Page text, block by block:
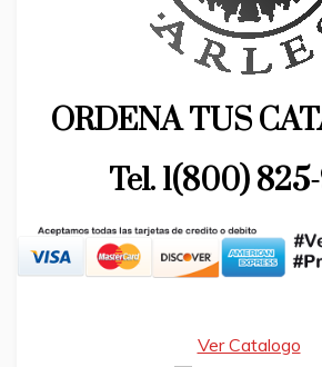
ORDENA TUS
Tel. 1(800)
Ver Catalogo